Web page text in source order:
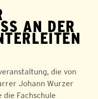
AN DER
die von
Johann Wurzer
Fachschule